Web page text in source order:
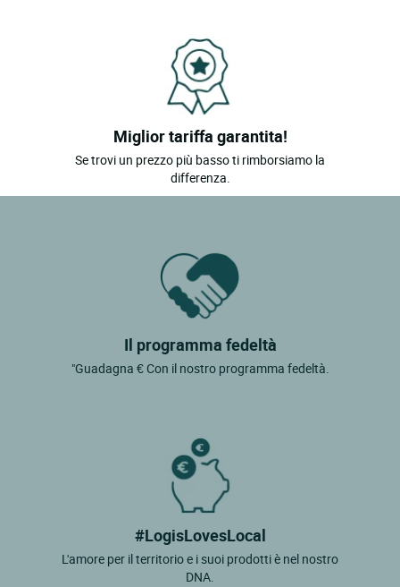
Miglior tariffa garantita!
Se trovi un prezzo più basso ti rimborsiamo la
differenza.
Il programma fedeltà
"Guadagna € Con il nostro programma fedeltà.
#LogisLovesLocal
L'amore per il territorio e i suoi prodotti è nel nostro
DNA.